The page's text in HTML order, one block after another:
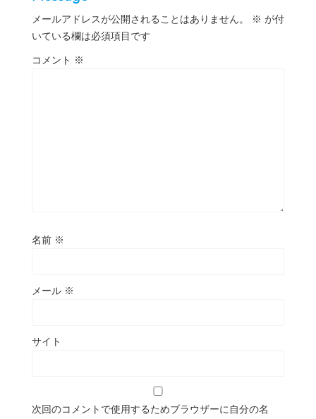
メールアドレスが公開されることはありません。 ※ が付
いている欄は必須項目です
コメント ※
名前 ※
メール ※
サイト
次回のコメントで使用するためブラウザーに自分の名